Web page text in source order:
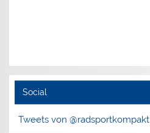
Social
Tweets von @radsportkompakt